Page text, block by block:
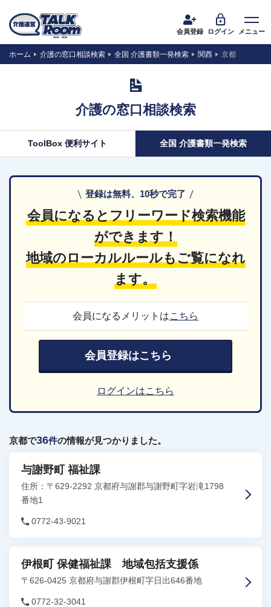
会員登録 ログイン メニュー
ホーム 介護の窓口相談検索 全国 介護書類一発検索 関西 京都
介護の窓口相談検索
ToolBox 便利サイト 全国 介護書類一発検索
登録は無料、10秒で完了
会員になるとフリーワード検索機能
ができます！
地域のローカルルールもご覧になれ
ます。
会員になるメリットはこちら
会員登録はこちら
ログインはこちら
京都で36件の情報が見つかりました。
与謝野町 福祉課
住所：〒629-2292 京都府与謝郡与謝野町字岩滝1798
番地1
0772-43-9021
伊根町 保健福祉課 地域包括支援係
〒626-0425 京都府与謝郡伊根町字日出646番地
0772-32-3041